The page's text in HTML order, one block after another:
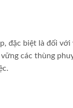
đặc biệt là đối
các thùng